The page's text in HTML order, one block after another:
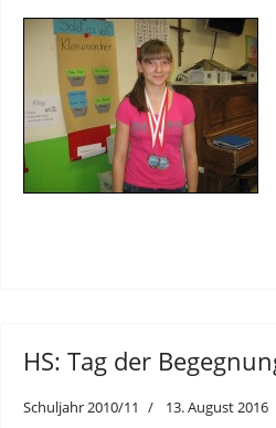
HS: Tag der
Schuljahr 2010/11 13. August 2016